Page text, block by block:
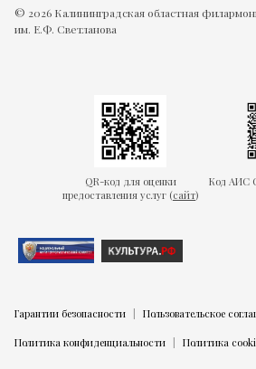
© 2026 Калининградская областная
им. Е.Ф. Светланова
QR-код для оценки
предоставления услуг (сайт)
Код АИС
Гарантии безопасности Пользовательское
Политика конфиденциальности Политика